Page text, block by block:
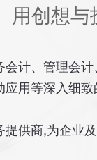
用创想
计、管理会
用等深入细致
供商,为企业